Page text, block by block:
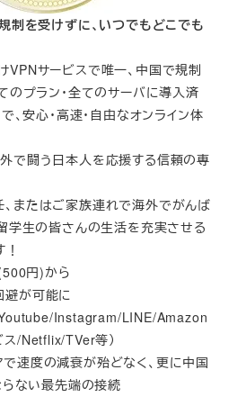
を受けずに、いつでもどこでも
VPNサービスで唯一、中国で規制
のプラン・全てのサーバに導入済
、安心・高速・自由なオンライン体
で闘う日本人を応援する信頼の専
、またはご家族連れで海外でがんば
学生の皆さんの生活を充実させる
円)から
避が可能に
Instagram/LINE/Amazon
/Netflix/TVer等）
速度の減衰が殆どなく、更に中国
ない最先端の接続